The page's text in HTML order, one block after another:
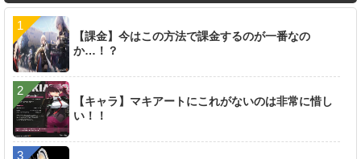
【課金】今はこの方法で課金するのが一番なの
か…！？
【キャラ】マキアートにこれがないのは非常に惜し
い！！